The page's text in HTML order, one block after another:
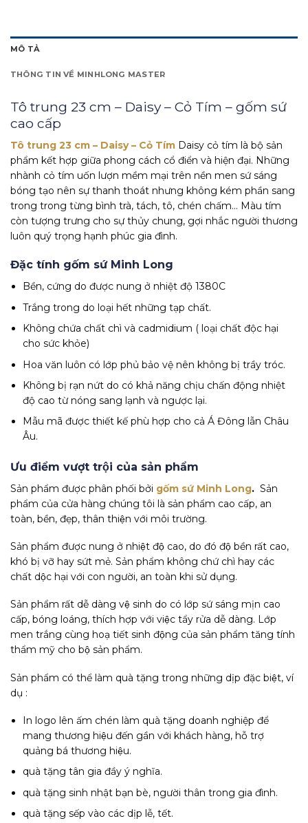
MÔ TẢ
THÔNG TIN VỀ MINHLONG MASTER
Tô trung 23 cm – Daisy – Cỏ Tím – gốm sứ
cao cấp
Tô trung 23 cm – Daisy – Cỏ Tím Daisy cỏ tím là bộ sản
phẩm kết hợp giữa phong cách cổ điển và hiện đại. Những
nhành cỏ tím uốn lượn mềm mại trên nền men sứ sáng
bóng tạo nên sự thanh thoát nhưng không kém phần sang
trong trong từng bình trà, tách, tô, chén chấm… Màu tím
còn tượng trưng cho sự thủy chung, gợi nhắc người thương
luôn quý trọng hạnh phúc gia đình.
Đặc tính gốm sứ Minh Long
Bền, cứng do được nung ở nhiệt độ 1380C
Trắng trong do loại hết những tạp chất.
Không chứa chất chì và cadmidium ( loại chất độc hại
cho sức khỏe)
Hoa văn luôn có lớp phủ bảo vệ nên không bị trầy tróc.
Không bị rạn nứt do có khả năng chịu chấn động nhiệt
độ cao từ nóng sang lạnh và ngược lại.
Mẫu mã được thiết kế phù hợp cho cả Á Đông lẫn Châu
Âu.
Ưu điểm vượt trội của sản phẩm
Sản phẩm được phân phối bởi gốm sứ Minh Long. Sản
phẩm của cửa hàng chúng tôi là sản phẩm cao cấp, an
toàn, bền, đẹp, thân thiện với môi trường.
Sản phẩm được nung ở nhiệt độ cao, do đó độ bền rất cao,
khó bị vỡ hay sứt mẻ. Sản phẩm không chứ chì hay các
chất dộc hại với con người, an toàn khi sử dụng.
Sản phẩm rất dễ dàng vệ sinh do có lớp sứ sáng mịn cao
cấp, bóng loáng, thích hợp với việc tẩy rửa dễ dàng. Lớp
men trắng cùng hoạ tiết sinh động của sản phẩm tăng tính
thẩm mỹ cho bộ sản phẩm.
Sản phẩm có thể làm quà tặng trong những dịp đặc biệt, ví
dụ :
In logo lên ấm chén làm quà tặng doanh nghiệp để
mang thương hiệu đến gần với khách hàng, hỗ trợ
quảng bá thương hiệu.
quà tặng tân gia đầy ý nghĩa.
quà tặng sinh nhật bạn bè, người thân trong gia đình.
quà tặng sếp vào các dịp lễ, tết.